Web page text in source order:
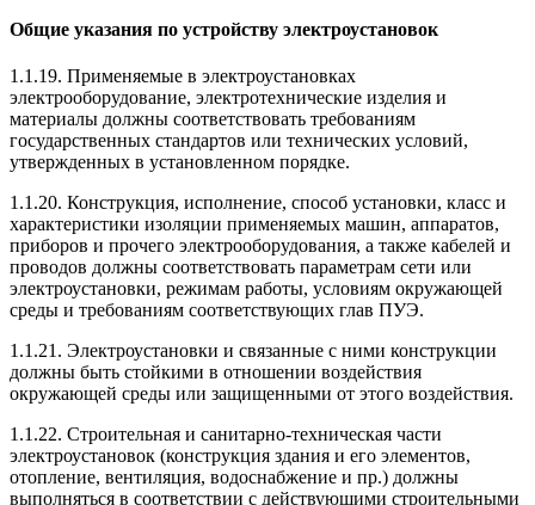
Общие указания по устройству электроустановок
1.1.19. Применяемые в электроустановках
электрооборудование, электротехнические изделия и
материалы должны соответствовать требованиям
государственных стандартов или технических условий,
утвержденных в установленном порядке.
1.1.20. Конструкция, исполнение, способ установки, класс и
характеристики изоляции применяемых машин, аппаратов,
приборов и прочего электрооборудования, а также кабелей и
проводов должны соответствовать параметрам сети или
электроустановки, режимам работы, условиям окружающей
среды и требованиям соответствующих глав ПУЭ.
1.1.21. Электроустановки и связанные с ними конструкции
должны быть стойкими в отношении воздействия
окружающей среды или защищенными от этого воздействия.
1.1.22. Строительная и санитарно-техническая части
электроустановок (конструкция здания и его элементов,
отопление, вентиляция, водоснабжение и пр.) должны
выполняться в соответствии с действующими строительными